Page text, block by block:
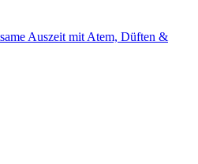
Auszeit mit Atem, Düften &